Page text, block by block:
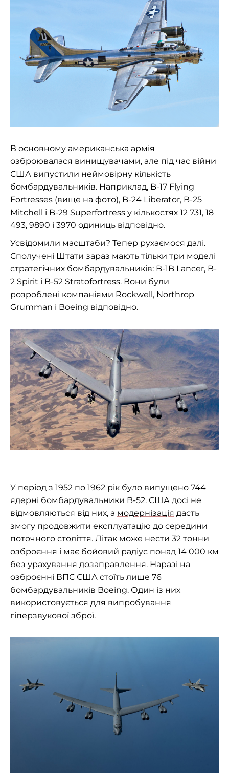
В основному американська армія
озброювалася винищувачами, але під час війни
США випустили неймовірну кількість
бомбардувальників. Наприклад, B-17 Flying
Fortresses (вище на фото), B-24 Liberator, B-25
Mitchell і B-29 Superfortress у кількостях 12 731, 18
493, 9890 і 3970 одиниць відповідно.
Усвідомили масштаби? Тепер рухаємося далі.
Сполучені Штати зараз мають тільки три моделі
стратегічних бомбардувальників: B-1B Lancer, B-
2 Spirit і B-52 Stratofortress. Вони були
розроблені компаніями Rockwell, Northrop
Grumman і Boeing відповідно.
У період з 1952 по 1962 рік було випущено 744
ядерні бомбардувальники B-52. США досі не
відмовляються від них, а модернізація дасть
змогу продовжити експлуатацію до середини
поточного століття. Літак може нести 32 тонни
озброєння і має бойовий радіус понад 14 000 км
без урахування дозаправлення. Наразі на
озброєнні ВПС США стоїть лише 76
бомбардувальників Boeing. Один із них
використовується для випробування
гіперзвукової зброї.